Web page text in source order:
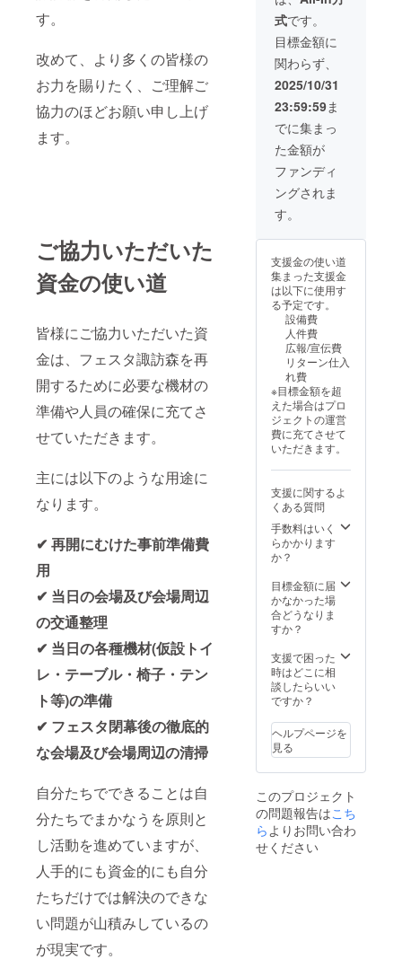
す。
改めて、より多くの皆様の
お力を賜りたく、ご理解ご
協力のほどお願い申し上げ
ます。
ご協力いただいた
資金の使い道
皆様にご協力いただいた資
金は、フェスタ諏訪森を再
開するために必要な機材の
準備や人員の確保に充てさ
せていただきます。
主には以下のような用途に
なります。
✔ 再開にむけた事前準備費
用
✔ 当日の会場及び会場周辺
の交通整理
✔ 当日の各種機材(仮設トイ
レ・テーブル・椅子・テン
ト等)の準備
✔ フェスタ閉幕後の徹底的
な会場及び会場周辺の清掃
自分たちでできることは自
分たちでまかなうを原則と
し活動を進めていますが、
人手的にも資金的にも自分
たちだけでは解決のできな
い問題が山積みしているの
が現実です。
い。
号・絵
文字は
ご使用
いただ
けませ
ん。機
種依存
文字や
公序良
俗に反
する内
容は掲
載でき
ない可
ますの
で予め
ご注意
くださ
い。
不可）
※備考欄
に希望
される
お名前
をご記
入くだ
さい。
掲載を
ご希望
されな
い場合
は、そ
ださ
い。 ※
お名前
に記
号・絵
文字は
ご使用
いただ
けませ
ん。機
種依存
文字や
公序良
俗に反
する内
容は掲
載でき
ない可
能性が
ござい
ますの
で予め
い。
りしま
す。 ❸
お名前
を実行
委員会
ホーム
にて掲
載させ
て頂き
ます。
・掲載
期間：
2025年
１年間
・掲載
方法：
文字の
み（ロ
ゴ／バ
ナーの
掲載は
不可）
※備考欄
に希望
される
お名前
をご記
入くだ
さい。
掲載を
ご希望
されな
い場合
は、そ
の旨ご
い。 ※
お名前
に記
ご使用
いただ
けませ
ん。機
文字や
公序良
俗に反
する内
載でき
ない可
能性が
ござい
ますの
ジナルT
シャツ
(非売
品)】を
お贈り
しま
す。 ご
希望の
サイズ
をお選
び頂け
ます。
A ホワ
イト B
バーガ
ンディ
D コ
ヨーテ
E オ
リーブ
F ア
シッド
ブルー
❷ ささ
やかな
がら御
礼の
メッ
セージ
をお贈
りしま
お名前
を実行
委員会
ホーム
載させ
て頂き
ます。
2025年
11月下
旬から
１年間
方法：
文字の
み（ロ
ゴ／バ
掲載は
不可）
※備考欄
に希望
される
バッテ
リー ❷
御礼状
（郵
送） ❸
実行委
員会
ホーム
ページ
への御
芳名掲
載
─────
────
駅舎の
ドグラ
スをあ
しらっ
たデザ
インの
【オリ
ジナル
モバイ
テリー
(非売
品)】を
お贈り
しま
す。 高
やスマ
ホを2台
同時に
充電で
きるモ
バッテ
リー
（5000
mAh）
ご希望
のデザ
インを
お選び
す。
PSE（
電気用
品安全
合商品
・メー
カー名 :
株式会
社MAW
式です。
目標金額に
関わらず、
2025/10/31
23:59:59ま
でに集まっ
た金額が
ファンディ
ングされま
す。
支援金の使い道
集まった支援金
は以下に使用す
る予定です。
設備費
人件費
広報/宣伝費
リターン仕入
れ費
※目標金額を超
えた場合はプロ
ジェクトの運営
費に充てさせて
いただきます。
支援に関するよ
くある質問
手数料はいく
らかかります
か？
目標金額に届
かなかった場
合どうなりま
すか？
支援で困った
時はどこに相
談したらいい
ですか？
ヘルプページを
見る
このプロジェクト
の問題報告はこち
ら よりお問い合わ
せください